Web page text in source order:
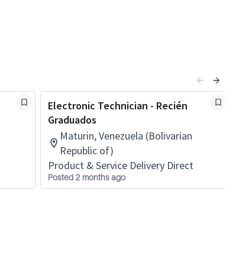
Electronic Technician - Recién
Graduados
Maturin, Venezuela (Bolivarian
Republic of)
Product & Service Delivery Direct
Posted 2 months ago